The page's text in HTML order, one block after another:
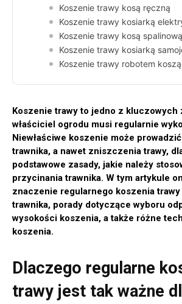
Koszenie trawy kosą ręczną
Koszenie trawy kosiarką
Koszenie trawy kosą spalinową
Koszenie trawy kosiarką
Koszenie trawy robotem
Koszenie trawy to jedno z kluczowych
właściciel ogrodu musi regularnie
Niewłaściwe koszenie może
trawnika, a nawet zniszczenia trawy,
podstawowe zasady, jakie należy
przycinania trawnika. W tym artykule
znaczenie regularnego koszenia
trawnika, porady dotyczące wyboru
wysokości koszenia, a także różne
koszenia.
Dlaczego regularne
trawy jest tak ważne